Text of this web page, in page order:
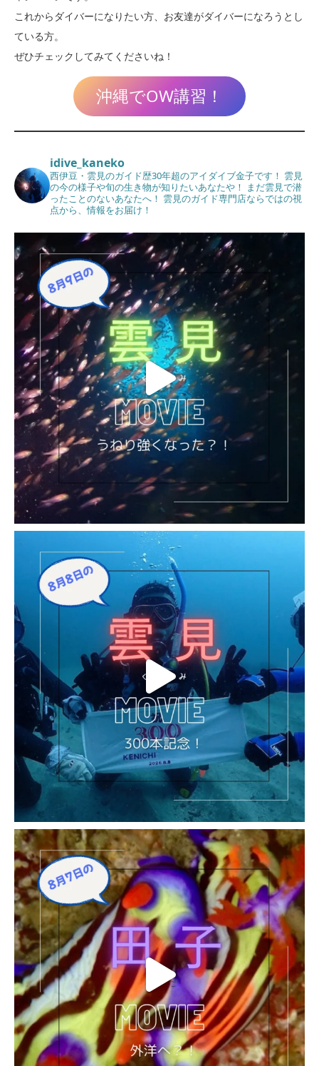
これからダイバーになりたい方、お友達がダイバーになろうとし
ている方。
ぜひチェックしてみてくださいね！
沖縄でOW講習！
idive_kaneko
西伊豆・雲見のガイド歴30年超のアイダイブ金子です！ 雲見
の今の様子や旬の生き物が知りたいあなたや！ まだ雲見で潜
ったことのないあなたへ！ 雲見のガイド専門店ならではの視
点から、情報をお届け！